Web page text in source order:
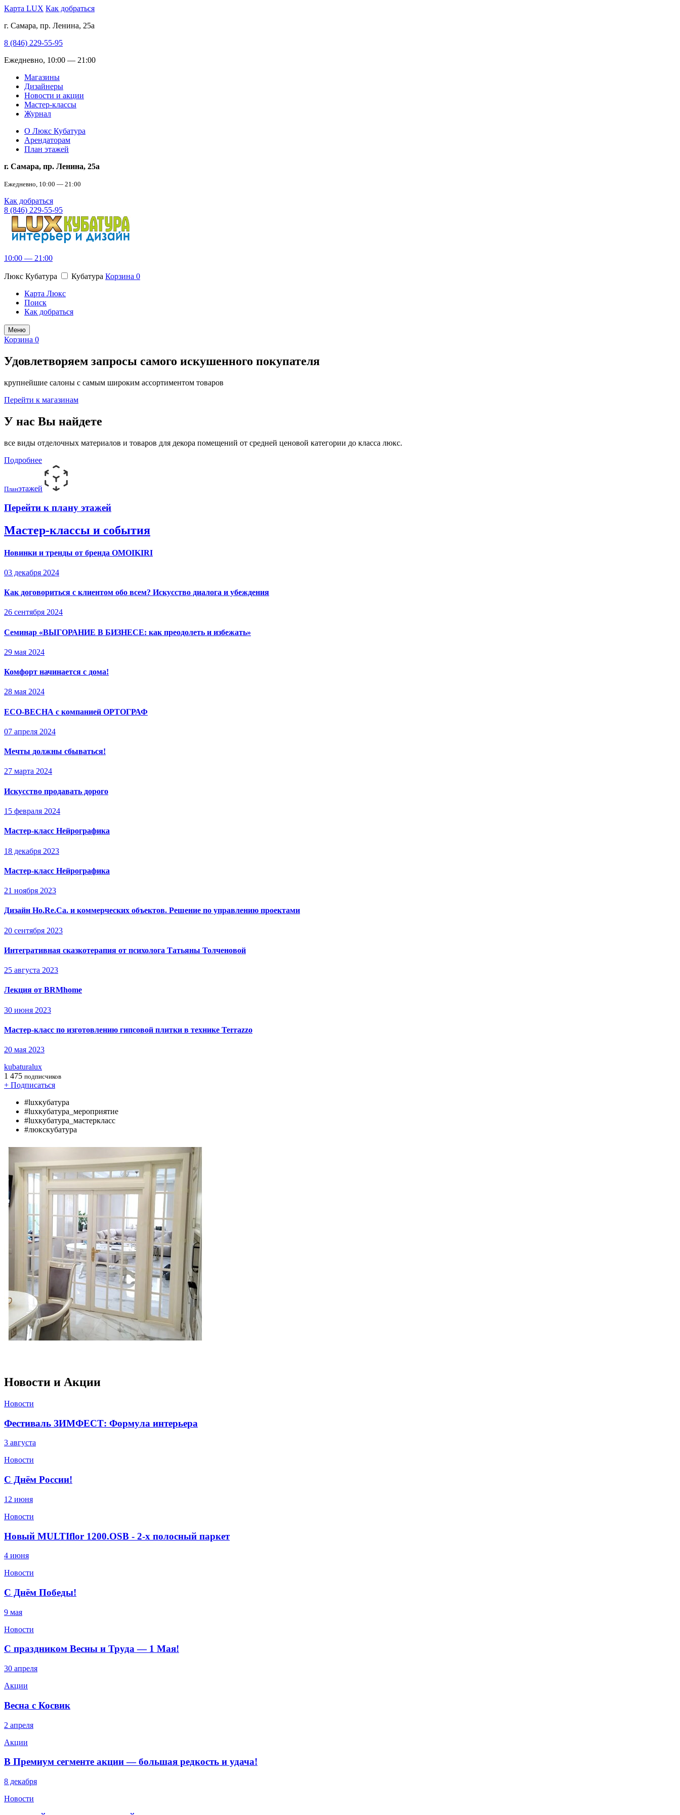
Карта LUX Как добраться
г. Самара, пр. Ленина, 25а
8 (846) 229-55-95
Ежедневно, 10:00 — 21:00
Магазины
Дизайнеры
Новости и акции
Мастер-классы
Журнал
О Люкс Кубатура
Арендаторам
План этажей
г. Самара, пр. Ленина, 25а
Ежедневно, 10:00 — 21:00
Как добраться
8 (846) 229-55-95
10:00 — 21:00
Люкс Кубатура Кубатура Корзина 0
Карта Люкс
Поиск
Как добраться
Меню
Корзина 0
Удовлетворяем запросы самого искушенного покупателя
крупнейшие салоны с самым широким ассортиментом товаров
Перейти к магазинам
У нас Вы найдете
все виды отделочных материалов и товаров для декора помещений от средней ценовой категории до класса люкс.
Подробнее
Планэтажей
Перейти к плану этажей
Мастер-классы и события
Новинки и тренды от бренда OMOIKIRI
03 декабря 2024
Как договориться с клиентом обо всем? Искусство диалога и убеждения
26 сентября 2024
Семинар «ВЫГОРАНИЕ В БИЗНЕСЕ: как преодолеть и избежать»
29 мая 2024
Комфорт начинается с дома!
28 мая 2024
ECO-ВЕСНА с компанией ОРТОГРАФ
07 апреля 2024
Мечты должны сбываться!
27 марта 2024
Искусство продавать дорого
15 февраля 2024
Мастер-класс Нейрографика
18 декабря 2023
Мастер-класс Нейрографика
21 ноября 2023
Дизайн Ho.Re.Ca. и коммерческих объектов. Решение по управлению проектами
20 сентября 2023
Интегративная сказкотерапия от психолога Татьяны Толченовой
25 августа 2023
Лекция от BRMhome
30 июня 2023
Мастер-класс по изготовлению гипсовой плитки в технике Terrazzo
20 мая 2023
kubaturalux
1 475 подписчиков
+ Подписаться
#luxкубатура
#luxкубатура_мероприятие
#luxкубатура_мастеркласс
#люкскубатура
Новости и Акции
Новости
Фестиваль ЗИМФЕСТ: Формула интерьера
3 августа
Новости
С Днём России!
12 июня
Новости
Новый MULTIflor 1200.OSB - 2-х полосный паркет
4 июня
Новости
С Днём Победы!
9 мая
Новости
С праздником Весны и Труда — 1 Мая!
30 апреля
Акции
Весна с Косвик
2 апреля
Акции
В Премиум сегменте акции — большая редкость и удача!
8 декабря
Новости